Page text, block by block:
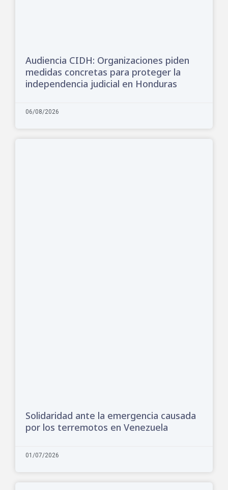
Audiencia CIDH: Organizaciones piden
medidas concretas para proteger la
independencia judicial en Honduras
06/08/2026
Solidaridad ante la emergencia causada
por los terremotos en Venezuela
01/07/2026